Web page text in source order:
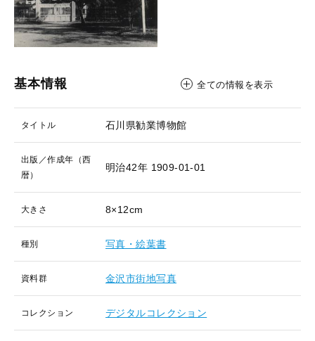
基本情報 全ての情報を表示
タイトル 石川県勧業博物館
出版／作成年（西
暦）
明治42年 1909-01-01
大きさ 8×12cm
種別 写真・絵葉書
資料群 金沢市街地写真
コレクション デジタルコレクション